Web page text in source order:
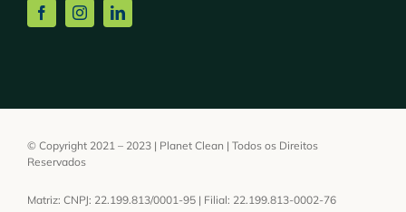
© Copyright 2021 – 2023 | Planet Clean | Todos os Direitos
Reservados
Matriz: CNPJ: 22.199.813/0001-95 | Filial: 22.199.813-0002-76